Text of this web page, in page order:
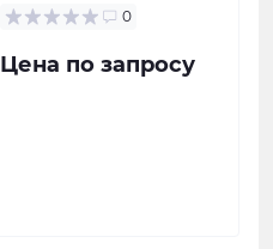
0
Цена по запросу